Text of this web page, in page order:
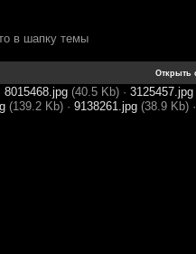
в шапку темы
8015468.jpg (40.5 Kb) · 3125457.jpg
(139.2 Kb) · 9138261.jpg (38.9 Kb) ·